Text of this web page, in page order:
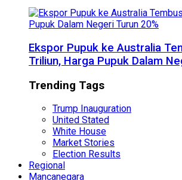
Ekspor Pupuk ke Australia
Triliun, Harga Pupuk Dalam
Trending Tags
Trump Inauguration
United Stated
White House
Market Stories
Election Results
Regional
Mancanegara